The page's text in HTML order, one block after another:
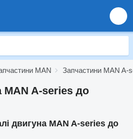
MAN Запчастини MAN A-
MAN A-series до
двигуна MAN A-series до